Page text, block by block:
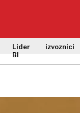
Lider
BI
izvoznici